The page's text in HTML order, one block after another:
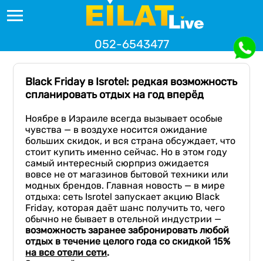
052-6543477
Black Friday в Isrotel: редкая возможность
спланировать отдых на год вперёд
Ноябре в Израиле всегда вызывает особые
чувства — в воздухе носится ожидание
больших скидок, и вся страна обсуждает, что
стоит купить именно сейчас. Но в этом году
самый интересный сюрприз ожидается
вовсе не от магазинов бытовой техники или
модных брендов. Главная новость — в мире
отдыха: сеть Isrotel запускает акцию Black
Friday, которая даёт шанс получить то, чего
обычно не бывает в отельной индустрии —
возможность заранее забронировать любой
отдых в течение целого года со скидкой 15%
на все отели сети.